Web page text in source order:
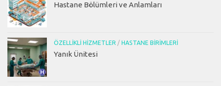
Hastane Bölümleri ve Anlamları
ÖZELLIKLI HIZMETLER / HASTANE BIRIMLERI
Yanık Ünitesi